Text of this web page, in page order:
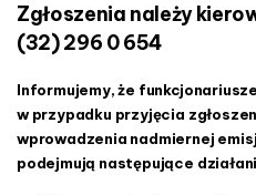
Zgłoszenia należy
(32) 296 0 654
Informujemy, że
w przypadku przyjęcia
wprowadzenia nadmiernej
podejmują następujące